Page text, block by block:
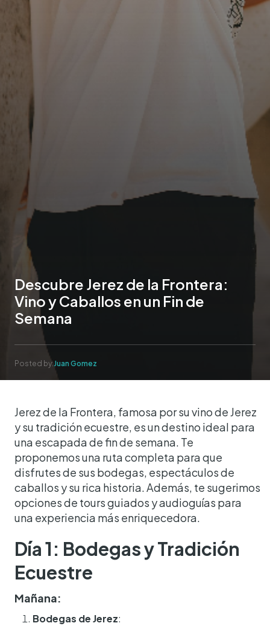
Descubre Jerez de la Frontera:
Vino y Caballos en un Fin de
Semana
Posted by:Juan Gomez
Jerez de la Frontera, famosa por su vino de Jerez
y su tradición ecuestre, es un destino ideal para
una escapada de fin de semana. Te
proponemos una ruta completa para que
disfrutes de sus bodegas, espectáculos de
caballos y su rica historia. Además, te sugerimos
opciones de tours guiados y audioguías para
una experiencia más enriquecedora.
Día 1: Bodegas y Tradición
Ecuestre
Mañana:
Bodegas de Jerez: